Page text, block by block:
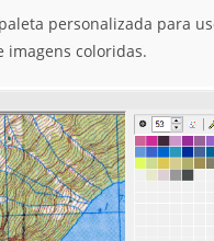
personalizada para
imagens coloridas.